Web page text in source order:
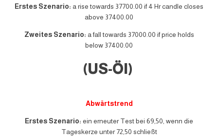
Erstes Szenario: a rise towards 37700.00 if 4 Hr candle closes
above 37400.00
Zweites Szenario: a fall towards 37000.00 if price holds
below 37400.00
(US-Öl)
Abwärtstrend
Erstes Szenario: ein erneuter Test bei 69,50, wenn die
Tageskerze unter 72,50 schließt